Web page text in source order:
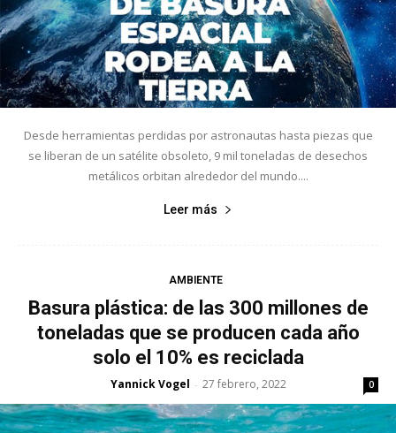
Desde herramientas perdidas por astronautas hasta piezas que
se liberan de un satélite obsoleto, 9 mil toneladas de desechos
metálicos orbitan alrededor del mundo....
Leer más
AMBIENTE
Basura plástica: de las 300 millones de
toneladas que se producen cada año
solo el 10% es reciclada
Yannick Vogel - 27 febrero, 2022 0